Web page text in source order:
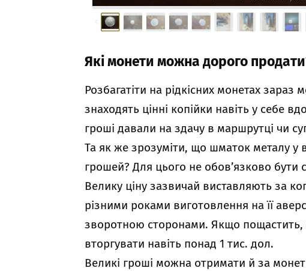
Які монети можна дорого
Розбагатіти на рідкісних монетах зараз
знаходять цінні копійки навіть у себе
гроші давали на здачу в маршрутці чи
Та як же зрозуміти, що шматок металу у
грошей? Для цього не обов’язково бути
Велику ціну зазвичай виставляють за
різними роками виготовлення на її
зворотною сторонами. Якщо пощастить,
вторгувати навіть понад 1 тис. дол.
Великі гроші можна отримати й за